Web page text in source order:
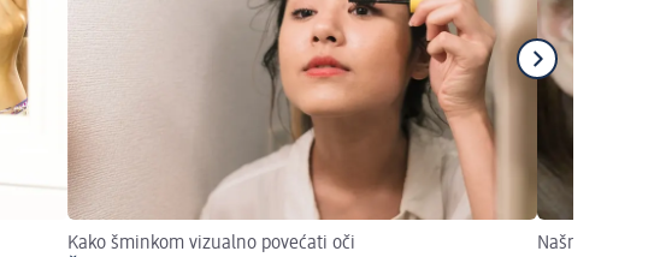
Kako šminkom vizualno povećati oči Našminkajte